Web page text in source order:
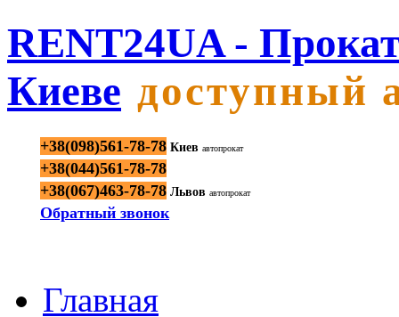
RENT24UA -
Киеве доступный
+38(098)561-78-78 Киев автопрокат
+38(044)561-78-78
+38(067)463-78-78 Львов автопрокат
Обратный звонок
Главная